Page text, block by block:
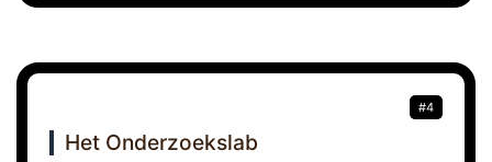
#4
Het Onderzoekslab